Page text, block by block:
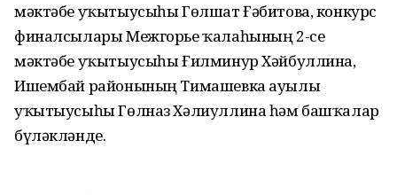
мәктәбе уҡытыусыһы Гөлшат Ғәбитова, конкурс
финалсылары Межгорье ҡалаһының 2-се
мәктәбе уҡытыусыһы Ғилминур Хәйбуллина,
Ишембай районының Тимашевка ауылы
уҡытыусыһы Гөлназ Хәлиуллина һәм башҡалар
бүләкләнде.